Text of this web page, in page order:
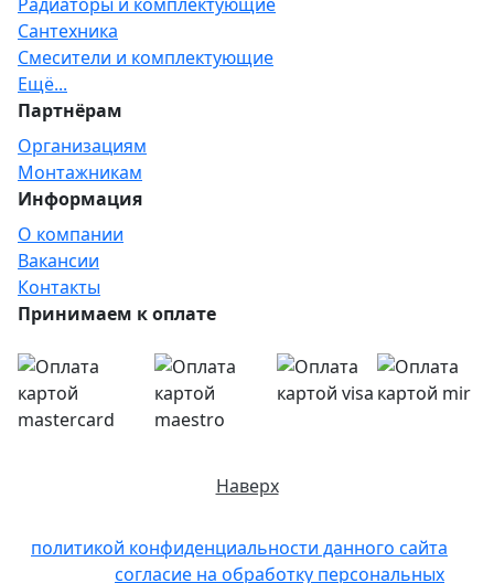
Сантехника
Смесители и комплектующие
Ещё...
Партнёрам
Организациям
Монтажникам
Информация
О компании
Вакансии
Контакты
Принимаем к оплате
Наверх
политикой конфиденциальности данного сайта
согласие на обработку персональных